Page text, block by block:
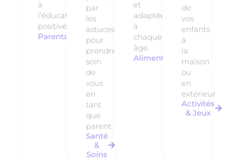
à
l’éducation
positive.
Parentalité
par
les
astuces
pour
prendre
soin
de
vous
en
tant
que
parent.
Santé
&
Soins
et
adaptée
à
chaque
âge.
Alimentation
de
vos
enfants
à
la
maison
ou
en
extérieur.
Activités
& Jeux